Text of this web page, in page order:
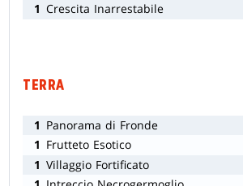
1 Crescita Inarrestabile
TERRA
1 Panorama di Fronde
1 Frutteto Esotico
1 Villaggio Fortificato